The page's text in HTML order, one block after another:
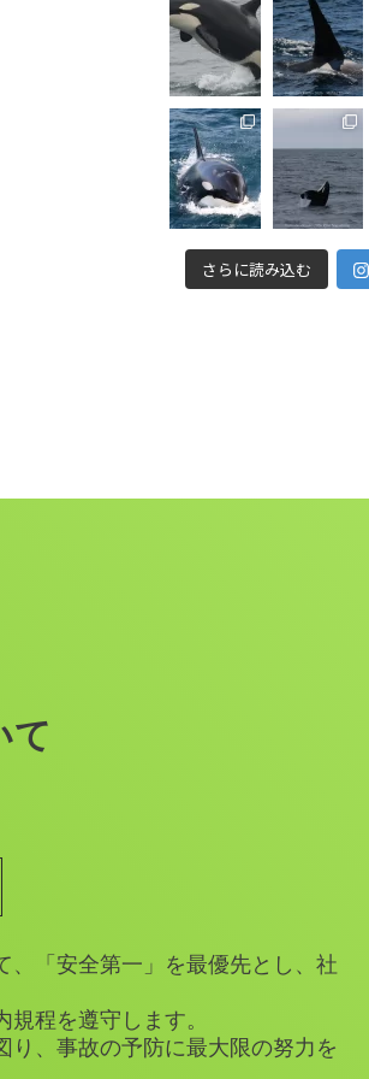
さらに読み込む
て
、「安全第一」を最優先とし、社
程を遵守します。
、事故の予防に最大限の努力を